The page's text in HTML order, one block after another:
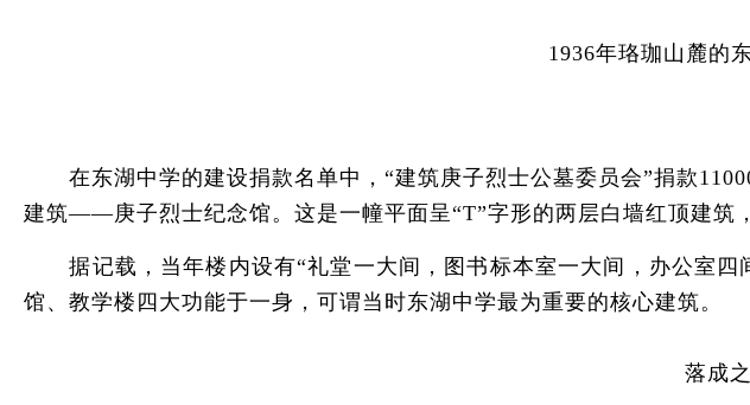
1936年珞珈山麓的
在东湖中学的建设捐款名单中，“建筑庚子烈士公墓委员会”捐款
建筑——庚子烈士纪念馆。这是一幢平面呈“T”字形的两层白墙红顶建筑
据记载，当年楼内设有“礼堂一大间，图书标本室一大间，办公室四
馆、教学楼四大功能于一身，可谓当时东湖中学最为重要的核心建筑。
落成